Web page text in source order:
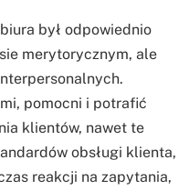
był odpowiednio
merytorycznym, ale
pomocni i potrafić
klientów, nawet te
obsługi klienta,
reakcji na zapytania,